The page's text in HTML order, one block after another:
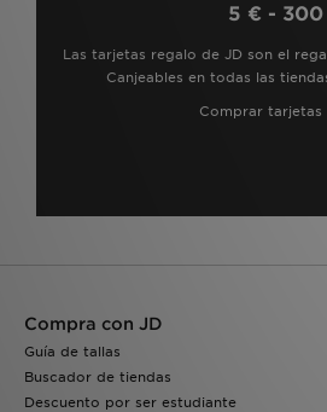
5 € - 300
Las tarjetas regalo de JD son el
Canjeables en todas las
Comprar tarjetas
Compra con JD
Guía de tallas
Buscador de tiendas
Descuento por ser estudiante